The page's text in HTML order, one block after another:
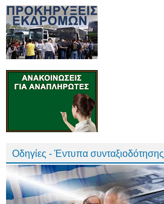
Οδηγίες - Έντυπα συνταξιοδότησης